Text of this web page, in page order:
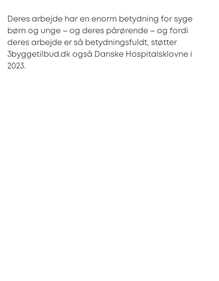
Deres arbejde har en enorm betydning for syge
børn og unge – og deres pårørende – og fordi
deres arbejde er så betydningsfuldt, støtter
3byggetilbud.dk også Danske Hospitalsklovne i
2023.